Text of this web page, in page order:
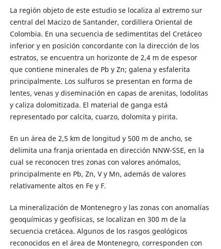
La región objeto de este estudio se localiza al extremo sur
central del Macizo de Santander, cordillera Oriental de
Colombia. En una secuencia de sedimentitas del Cretáceo
inferior y en posición concordante con la dirección de los
estratos, se encuentra un horizonte de 2,4 m de espesor
que contiene minerales de Pb y Zn; galena y esfalerita
principalmente. Los sulfuros se presentan en forma de
lentes, venas y diseminación en capas de arenitas, lodolitas
y caliza dolomitizada. El material de ganga está
representado por calcita, cuarzo, dolomita y pirita.
En un área de 2,5 km de longitud y 500 m de ancho, se
delimita una franja orientada en dirección NNW-SSE, en la
cual se reconocen tres zonas con valores anómalos,
principalmente en Pb, Zn, V y Mn, además de valores
relativamente altos en Fe y F.
La mineralización de Montenegro y las zonas con anomalías
geoquímicas y geofísicas, se localizan en 300 m de la
secuencia cretácea. Algunos de los rasgos geológicos
reconocidos en el área de Montenegro, corresponden con